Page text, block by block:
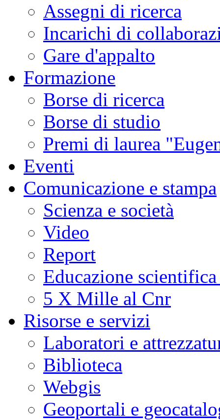
Assegni di ricerca
Incarichi di
Gare d'appalto
Formazione
Borse di ricerca
Borse di studio
Premi di laurea
Eventi
Comunicazione e stampa
Scienza e società
Video
Report
Educazione
5 X Mille al Cnr
Risorse e servizi
Laboratori e
Biblioteca
Webgis
Geoportali e